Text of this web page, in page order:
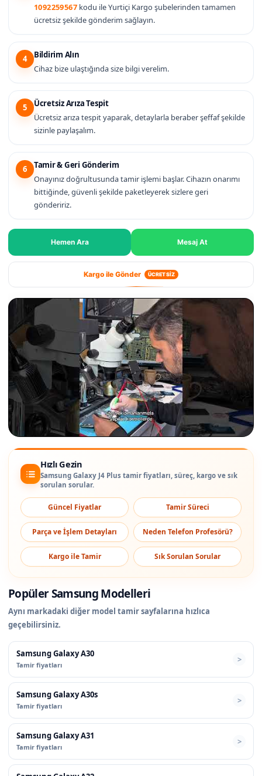
1092259567 kodu ile Yurtiçi Kargo şubelerinden tamamen
ücretsiz şekilde gönderim sağlayın.
4
Bildirim Alın
Cihaz bize ulaştığında size bilgi verelim.
5
Ücretsiz Arıza Tespit
Ücretsiz arıza tespit yaparak, detaylarla beraber şeffaf şekilde
sizinle paylaşalım.
6
Tamir & Geri Gönderim
Onayınız doğrultusunda tamir işlemi başlar. Cihazın onarımı
bittiğinde, güvenli şekilde paketleyerek sizlere geri
göndeririz.
Hemen Ara Mesaj At
Kargo ile Gönder ÜCRETSİZ
Hızlı Gezin
Samsung Galaxy J4 Plus tamir fiyatları, süreç, kargo ve sık
sorulan sorular.
Güncel Fiyatlar Tamir Süreci
Parça ve İşlem Detayları Neden Telefon Profesörü?
Kargo ile Tamir Sık Sorulan Sorular
Popüler Samsung Modelleri
Aynı markadaki diğer model tamir sayfalarına hızlıca
geçebilirsiniz.
Samsung Galaxy A30
Tamir fiyatları
Samsung Galaxy A30s
Tamir fiyatları
Samsung Galaxy A31
Tamir fiyatları